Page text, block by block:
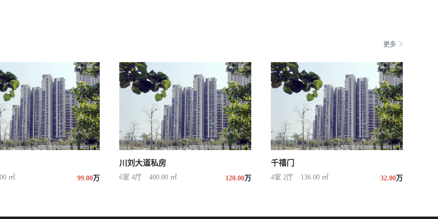
更多
㎡ 99.00万
川刘大道私房
6室 4厅 400.00 ㎡ 120.00万
千禧门
4室 2厅 136.00 ㎡ 32.00万